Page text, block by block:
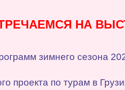
НА
зимнего сезона
проекта по турам в